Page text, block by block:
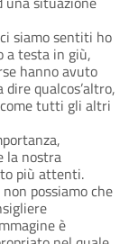
siamo sentiti ho
a testa in giù,
hanno avuto
qualcos’altro,
come tutti gli altri
la nostra
più attenti.
possiamo che
è